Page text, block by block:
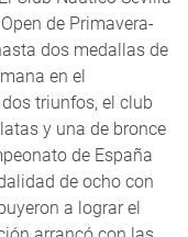
de Primavera-
dos medallas de
en el
triunfos, el club
y una de bronce
de España
de ocho con
a lograr el